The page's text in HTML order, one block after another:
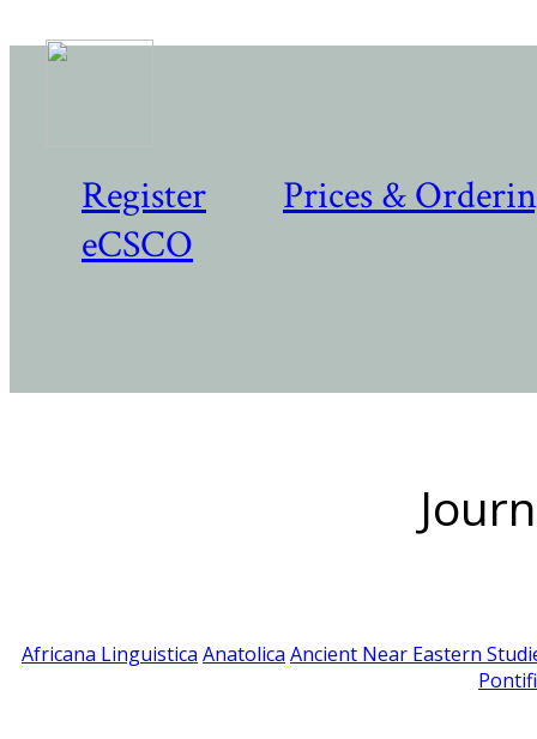
Register
Prices &
eCSCO
Africana Linguistica Anatolica Ancient Near Eastern